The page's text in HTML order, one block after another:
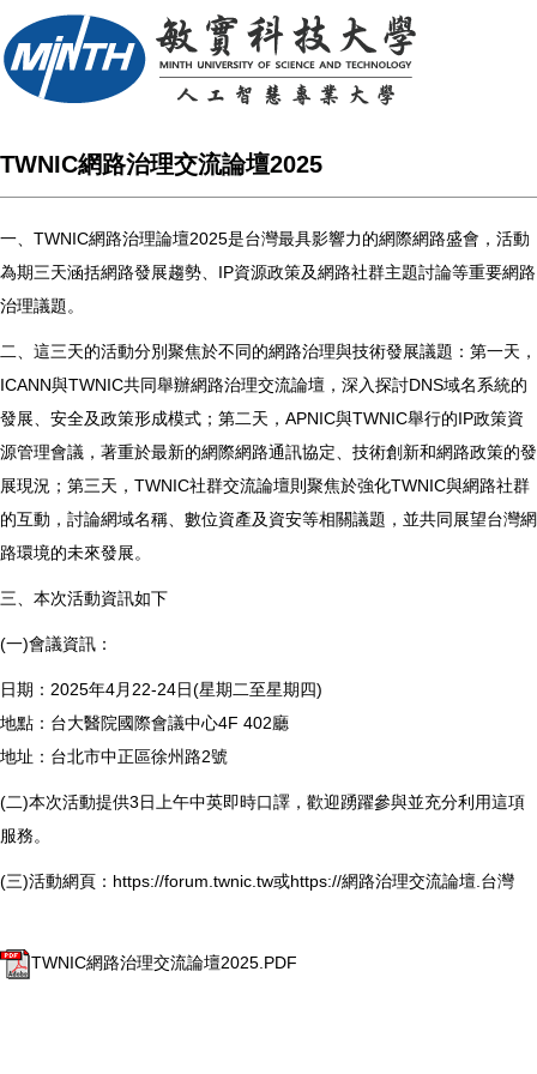
TWNIC網路治理交流論壇2025
一、TWNIC網路治理論壇2025是台灣最具影響力的網際網路盛會，活動
為期三天涵括網路發展趨勢、IP資源政策及網路社群主題討論等重要網路
治理議題。
二、這三天的活動分別聚焦於不同的網路治理與技術發展議題：第一天，
ICANN與TWNIC共同舉辦網路治理交流論壇，深入探討DNS域名系統的
發展、安全及政策形成模式；第二天，APNIC與TWNIC舉行的IP政策資
源管理會議，著重於最新的網際網路通訊協定、技術創新和網路政策的發
展現況；第三天，TWNIC社群交流論壇則聚焦於強化TWNIC與網路社群
的互動，討論網域名稱、數位資產及資安等相關議題，並共同展望台灣網
路環境的未來發展。
三、本次活動資訊如下
(一)會議資訊：
日期：2025年4月22-24日(星期二至星期四)
地點：台大醫院國際會議中心4F 402廳
地址：台北市中正區徐州路2號
(二)本次活動提供3日上午中英即時口譯，歡迎踴躍參與並充分利用這項
服務。
(三)活動網頁： https://forum.twnic.tw或https://網路治理交流論壇.台灣
TWNIC網路治理交流論壇2025.PDF